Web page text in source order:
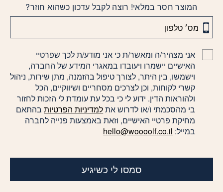
המוצר חסר במלאי! רוצה לקבל עדכון כשהוא חוזר?
אני מצהיר/ה ומאשר/ת כי אני מודע/ת לכך שפרטיי
האישיים יישמרו ויעובדו במאגרי המידע של החברה,
וישמשו, בין היתר, לצורך טיפול בהזמנה, מתן שירות, ניהול
קשרי לקוחות, וכן לצרכים מסחריים ושיווקיים, הכל
ולהוראות הדין. ידוע לי כי בכל עת עומדת לי הזכות לחזור
בי מהסכמתי ו/או לדרוש אתלמדיניות הפרטיותבהתאם
מחיקת פרטיי האישיים, וזאת באמצעות פנייה לחברה
במייל: hello@woooolf.co.il
סמסו לי כשיגיע